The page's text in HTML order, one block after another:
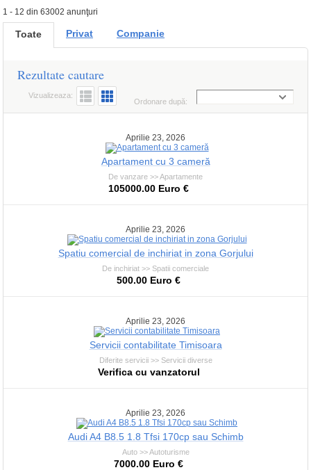
1 - 12 din 63002 anunţuri
Toate Privat Companie
Rezultate cautare
Ordonare după:
Vizualizeaza:
Aprilie 23, 2026
Apartament cu 3 cameră
De vanzare >> Apartamente
105000.00 Euro €
Aprilie 23, 2026
Spatiu comercial de inchiriat in zona Gorjului
De inchiriat >> Spatii comerciale
500.00 Euro €
Aprilie 23, 2026
Servicii contabilitate Timisoara
Diferite servicii >> Servicii diverse
Verifica cu vanzatorul
Aprilie 23, 2026
Audi A4 B8.5 1.8 Tfsi 170cp sau Schimb
Auto >> Autoturisme
7000.00 Euro €